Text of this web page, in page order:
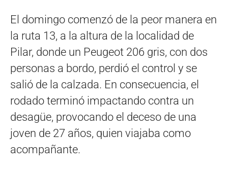
El domingo comenzó de la peor manera en
la ruta 13, a la altura de la localidad de
Pilar, donde un Peugeot 206 gris, con dos
personas a bordo, perdió el control y se
salió de la calzada. En consecuencia, el
rodado terminó impactando contra un
desagüe, provocando el deceso de una
joven de 27 años, quien viajaba como
acompañante.